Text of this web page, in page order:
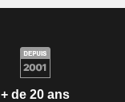
+ de 20 ans